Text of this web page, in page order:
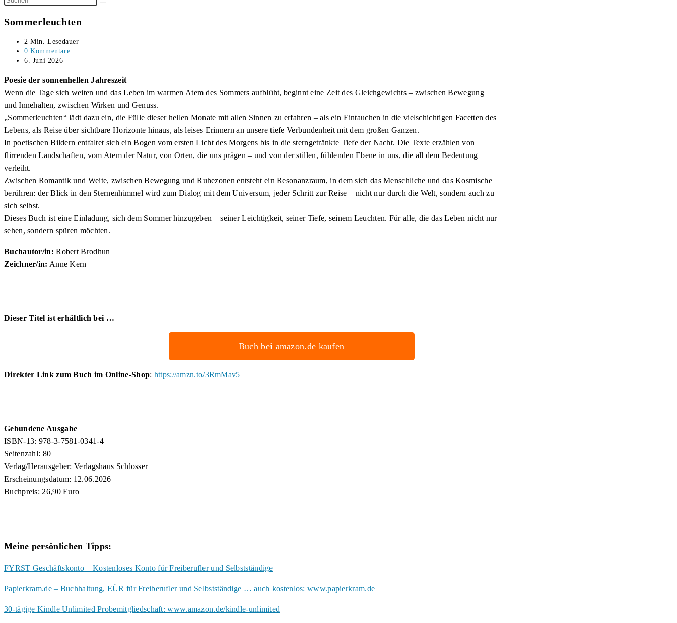
durchsuchen
Sommerleuchten
Lesedauer:
2 Min. Lesedauer
Beitrags-
Kommentare:
0 Kommentare
Beitrag
6. Juni 2026
Poesie der sonnenhellen Jahreszeit
Wenn die Tage sich weiten und das Leben im warmen Atem des Sommers aufblüht, beginnt eine Zeit des Gleichgewichts – zwischen Bewegung
und Innehalten, zwischen Wirken und Genuss.
„Sommerleuchten“ lädt dazu ein, die Fülle dieser hellen Monate mit allen Sinnen zu erfahren – als ein Eintauchen in die vielschichtigen Facetten des
Lebens, als Reise über sichtbare Horizonte hinaus, als leises Erinnern an unsere tiefe Verbundenheit mit dem großen Ganzen.
In poetischen Bildern entfaltet sich ein Bogen vom ersten Licht des Morgens bis in die sterngetränkte Tiefe der Nacht. Die Texte erzählen von
flirrenden Landschaften, vom Atem der Natur, von Orten, die uns prägen – und von der stillen, fühlenden Ebene in uns, die all dem Bedeutung
verleiht.
Zwischen Romantik und Weite, zwischen Bewegung und Ruhezonen entsteht ein Resonanzraum, in dem sich das Menschliche und das Kosmische
berühren: der Blick in den Sternenhimmel wird zum Dialog mit dem Universum, jeder Schritt zur Reise – nicht nur durch die Welt, sondern auch zu
sich selbst.
Dieses Buch ist eine Einladung, sich dem Sommer hinzugeben – seiner Leichtigkeit, seiner Tiefe, seinem Leuchten. Für alle, die das Leben nicht nur
sehen, sondern spüren möchten.
Buchautor/in:Robert Brodhun
Zeichner/in: Anne Kern
Dieser Titel ist erhältlich bei …
Buch bei amazon.de kaufen
Direkter Link zum Buch im Online-Shop: https://amzn.to/3RmMav5
Gebundene Ausgabe
ISBN-13: 978-3-7581-0341-4
Seitenzahl: 80
Verlag/Herausgeber: Verlagshaus Schlosser
Erscheinungsdatum: 12.06.2026
Buchpreis: 26,90 Euro
Meine persönlichen Tipps:
FYRST Geschäftskonto – Kostenloses Konto für Freiberufler und Selbstständige
Papierkram.de – Buchhaltung, EÜR für Freiberufler und Selbstständige … auch kostenlos: www.papierkram.de
30-tägige Kindle Unlimited Probemitgliedschaft: www.amazon.de/kindle-unlimited